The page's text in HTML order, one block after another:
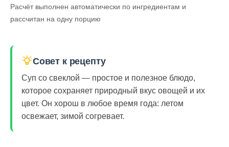
Расчёт выполнен автоматически по ингредиентам и
рассчитан на одну порцию
Совет к рецепту
Суп со свеклой — простое и полезное блюдо,
которое сохраняет природный вкус овощей и их
цвет. Он хорош в любое время года: летом
освежает, зимой согревает.